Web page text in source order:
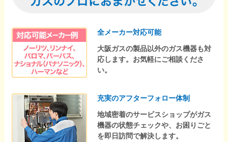
全メーカー対応可能
大阪ガスの製品以外のガス機器も対
応します。お気軽にご相談くださ
い。
充実のアフターフォロー体制
地域密着のサービスショップがガス
機器の状態チェックや、お困りごと
を即日訪問で解決します。